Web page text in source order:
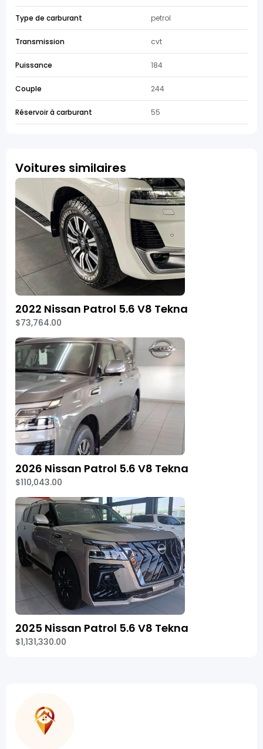
Type de carburant petrol
Transmission cvt
Puissance 184
Couple 244
Réservoir à carburant 55
Voitures similaires
2022 Nissan Patrol 5.6 V8 Tekna
$73,764.00
2026 Nissan Patrol 5.6 V8 Tekna
$110,043.00
2025 Nissan Patrol 5.6 V8 Tekna
$1,131,330.00